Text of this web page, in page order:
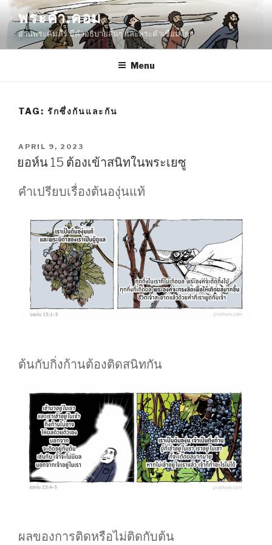
Skip
content
พระคำ.คอม
อ่านพระคัมภีร์ มีคำอธิบายสั้นๆ และพระคำเชื่อมโยง
Menu
TAG: รักซึ่งกันและกัน
POSTED
APRIL 9, 2023
ยอห์น 15 ต้องเข้าสนิทในพระเยซู
คำเปรียบเรื่องต้นองุ่นแท้
ต้นกับกิ่งก้านต้องติดสนิทกัน
ผลของการติดหรือไม่ติดกับต้น